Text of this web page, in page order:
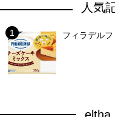
人気
フィラデル